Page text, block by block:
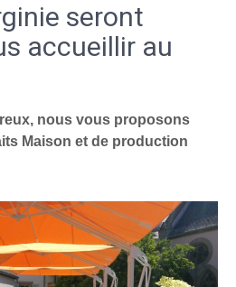
seront
accueillir au
nous vous proposons
Maison et de production